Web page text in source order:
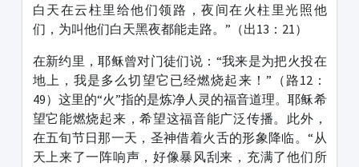
白天在云柱里给他们领路，夜间在火柱里光照他
们，为叫他们白天黑夜都能走路。”（出13：21）
在新约里，耶稣曾对门徒们说：“我来是为把火投在
地上，我是多么切望它已经燃烧起来！”（路12：
49）这里的“火”指的是炼净人灵的福音道理。耶稣希
望它能燃烧起来，希望这福音能广泛传播。此外，
在五旬节日那一天，圣神借着火舌的形象降临。“从
天上来了一阵响声，好像暴风刮来，充满了他们所